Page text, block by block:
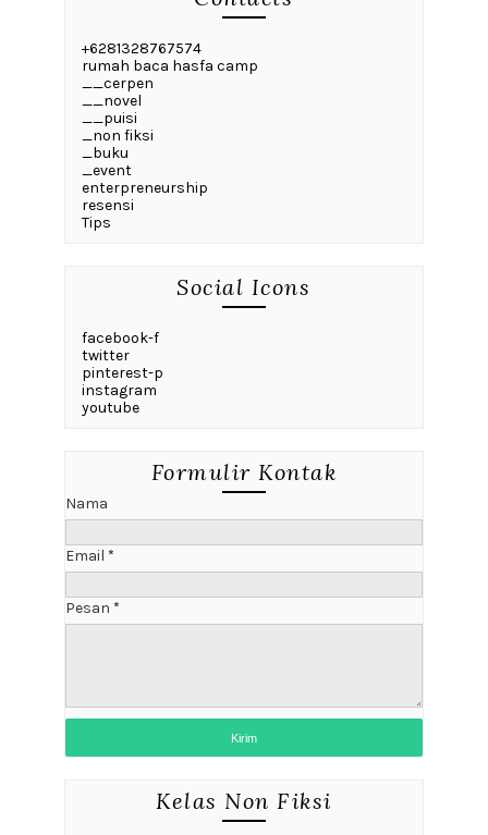
+6281328767574
rumah baca hasfa camp
__cerpen
__novel
__puisi
_non fiksi
_buku
_event
enterpreneurship
resensi
Tips
Social Icons
facebook-f
twitter
pinterest-p
instagram
youtube
Formulir Kontak
Nama
Email *
Pesan *
Kelas Non Fiksi